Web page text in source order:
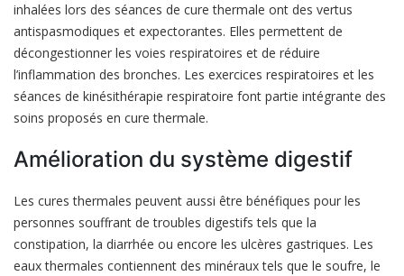
inhalées lors des séances de cure thermale ont des vertus
antispasmodiques et expectorantes. Elles permettent de
décongestionner les voies respiratoires et de réduire
l’inflammation des bronches. Les exercices respiratoires et les
séances de kinésithérapie respiratoire font partie intégrante des
soins proposés en cure thermale.
Amélioration du système digestif
Les cures thermales peuvent aussi être bénéfiques pour les
personnes souffrant de troubles digestifs tels que la
constipation, la diarrhée ou encore les ulcères gastriques. Les
eaux thermales contiennent des minéraux tels que le soufre, le